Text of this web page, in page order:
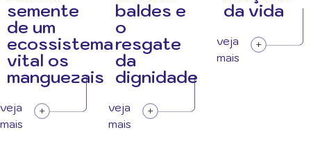
semente
de um
ecossistema
vital os
manguezais
veja
mais
baldes e
o
resgate
da
dignidade
veja
mais
da vida
veja
mais